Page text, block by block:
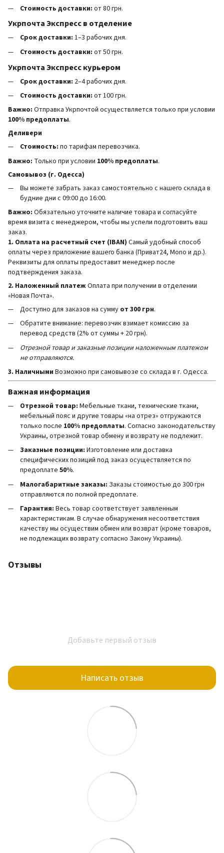
Стоимость доставки: от 80 грн.
Укрпочта Экспресс в отделение
Срок доставки: 1–3 рабочих дня.
Стоимость доставки: от 50 грн.
Укрпочта Экспресс курьером
Срок доставки: 2–4 рабочих дня.
Стоимость доставки: от 100 грн.
Важно: Отправка Укрпочтой осуществляется только при условии
100% предоплаты.
Деливери
Стоимость: по тарифам перевозчика.
Важно: Только при условии 100% предоплаты.
Самовывоз (г. Одесса)
Вы можете забрать заказ самостоятельно с нашего склада в
будние дни с 09:00 до 16:00.
Важно: Обязательно уточните наличие товара и согласуйте
время визита с менеджером, чтобы мы успели подготовить ваш
заказ.
1. Оплата на расчетный счет (IBAN) Самый удобный способ
оплаты через приложение вашего банка (Приват24, Mono и др.).
Реквизиты для оплаты предоставит менеджер после
подтверждения заказа.
2. Наложенный платежОплата при получении в отделении
«Новая Почта».
Доступно для заказов на сумму от 300 грн.
Обратите внимание: перевозчик взимает комиссию за
перевод средств (2% от суммы + 20 грн).
Отрезной товар и заказные позиции наложенным платежом
не отправляются.
3. Наличными Возможно при самовывозе со склада в г. Одесса.
Важная информация
Отрезной товар: Мебельные ткани, технические ткани,
мебельный пояс и другие товары «на отрез» отгружаются
только после 100% предоплаты. Согласно законодательству
Украины, отрезной товар обмену и возврату не подлежит.
Заказные позиции: Изготовление или доставка
специфических позиций под заказ осуществляется по
предоплате 50%.
Малогабаритные заказы: Заказы стоимостью до 300 грн
отправляются по полной предоплате.
Гарантия: Весь товар соответствует заявленным
характеристикам. В случае обнаружения несоответствия
качеству мы осуществим обмен или возврат (кроме товаров,
не подлежащих возврату согласно Закону Украины).
Отзывы
Добавьте первый отзыв
Написать отзыв